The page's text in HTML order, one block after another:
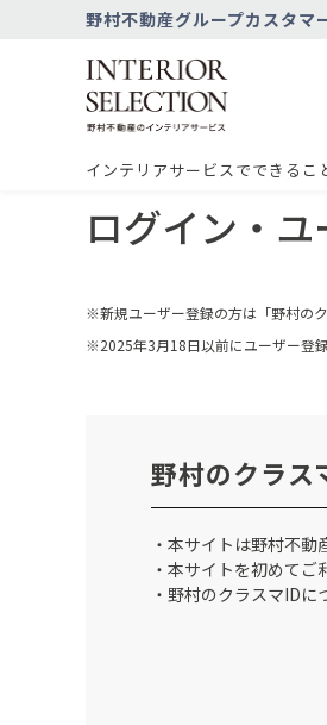
野村不動産グループカスタマ
インテリアサービスでできるこ
ログイン・
※新規ユーザー登録の方は「野村の
※2025年3月18日以前にユーザー登
野村のクラス
・本サイトは野村不動
・本サイトを初めてご
・野村のクラスマIDに